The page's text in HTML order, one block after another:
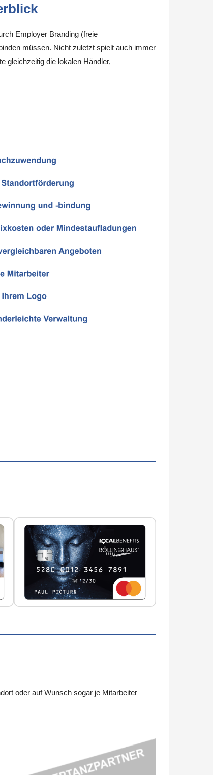
Employer Branding (freie
müssen. Nicht zuletzt spielt auch immer
gleichzeitig die lokalen Händler,
oder auf Wunsch sogar je Mitarbeiter